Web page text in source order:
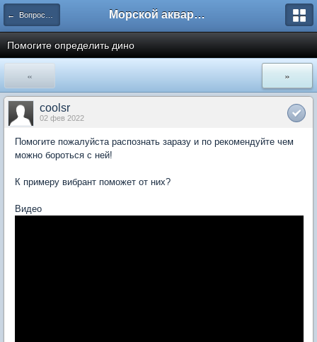
← Вопросы новичков Морской аквариум. Форумы ReefCentral.ru
Помогите определить дино
« »
coolsr
02 фев 2022
Помогите пожалуйста распознать заразу и по рекомендуйте чем
можно бороться с ней!
К примеру вибрант поможет от них?
Видео